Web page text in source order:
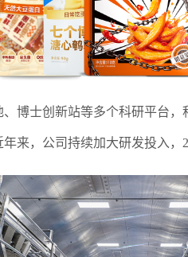
博士创新站等多个科研平台
来，公司持续加大研发投入，